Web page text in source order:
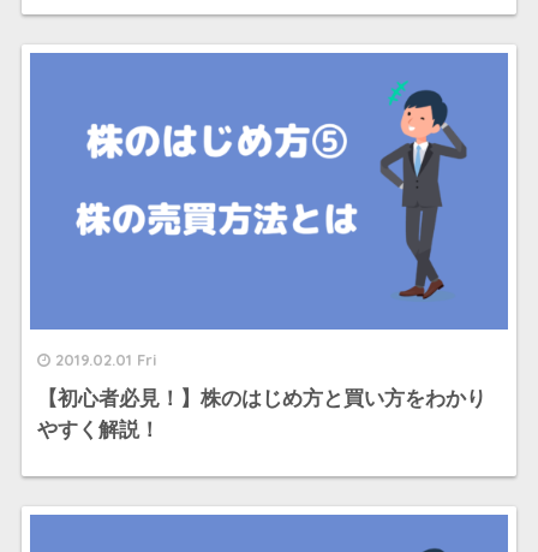
2019.02.01 Fri
【初心者必見！】株のはじめ方と買い方をわかり
やすく解説！